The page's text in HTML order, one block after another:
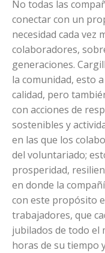
No todas las
conectar con un
necesidad cada vez
colaboradores,
generaciones.
la comunidad, esto
calidad, pero
con acciones de
sostenibles y
en las que los
del voluntariado;
prosperidad,
en donde la
con este propósito
trabajadores, que
jubilados de todo el
horas de su tiempo